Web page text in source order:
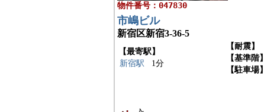
物件番号：047830
市嶋ビル
新宿区新宿3-36-5
【最寄駅】
新宿駅
1分
【耐震】
【基準階】
【駐車場】